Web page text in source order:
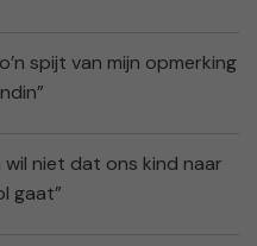
spijt van mijn opmerking
wil niet dat ons kind naar
gaat”